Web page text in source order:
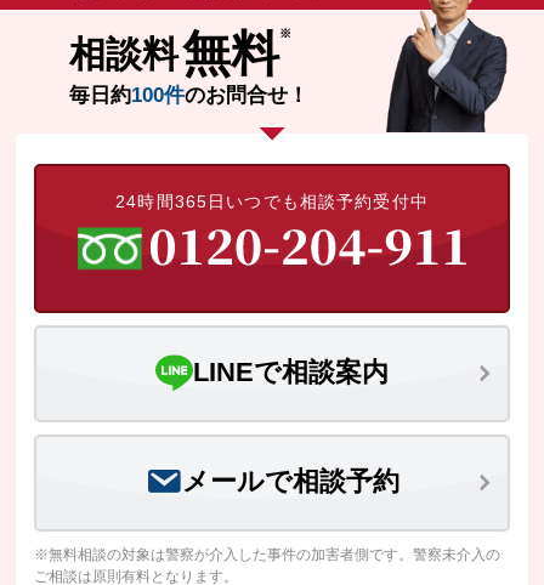
相談料無料
毎日約100件のお問合せ！
24時間365日いつでも相談予約受付中
LINEで相談案内
メールで相談予約
※無料相談の対象は警察が介入した事件の加害者側です。警察未介入の
ご相談は原則有料となります。